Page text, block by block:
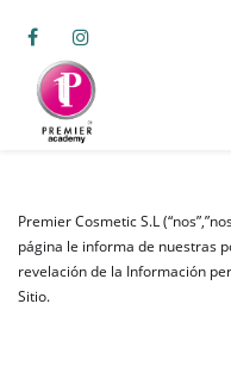
Premier Cosmetic S.L
página le informa de nuestras
revelación de la Información
Sitio.